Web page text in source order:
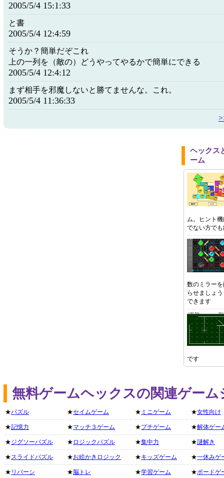
2005/5/4 15:1:33
と書
2005/5/4 12:4:59
そうか？簡単だぞこれ
上の一列を（敵の）どうやってやるかで簡単にできる
2005/5/4 12:4:12
まず相手を邪魔しないと勝てませんな。これ。
2005/5/4 11:36:33
ヘックス
ーム
ム。ヒント
でない方で
数のミラー
らせましょ
できます
です
無料ゲームヘックスの関連ゲーム
★パズル
★記憶力
★ジグソーパズル
★スライドパズル
★ リバーシ
★セイムゲーム
★マッチ３ゲーム
★ ロジックパズル
★お絵かきロジック
★脳トレ
★ ミニゲーム
★プチゲーム
★集中力
★キッズゲーム
★学習ゲーム
★女性向け
★解体ゲー
★謎解き
★一休みゲ
★ボードゲ